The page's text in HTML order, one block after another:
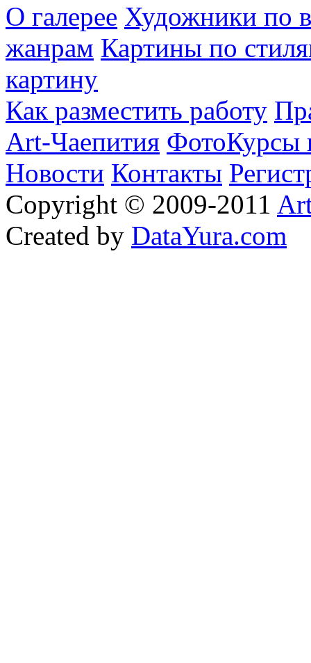
О галерее Художники по
жанрам Картины по
картину
Как разместить работу
Art-Чаепития ФотоКурсы
Новости Контакты
Copyright © 2009-2011
Created by DataYura.com